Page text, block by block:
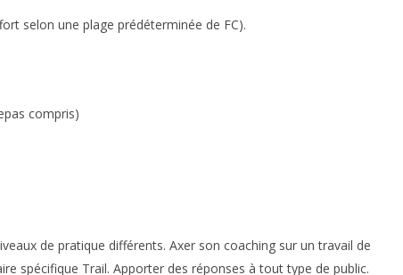
selon une plage prédéterminée de FC).
compris)
de pratique différents. Axer son coaching sur un travail de
spécifique Trail. Apporter des réponses à tout type de public.